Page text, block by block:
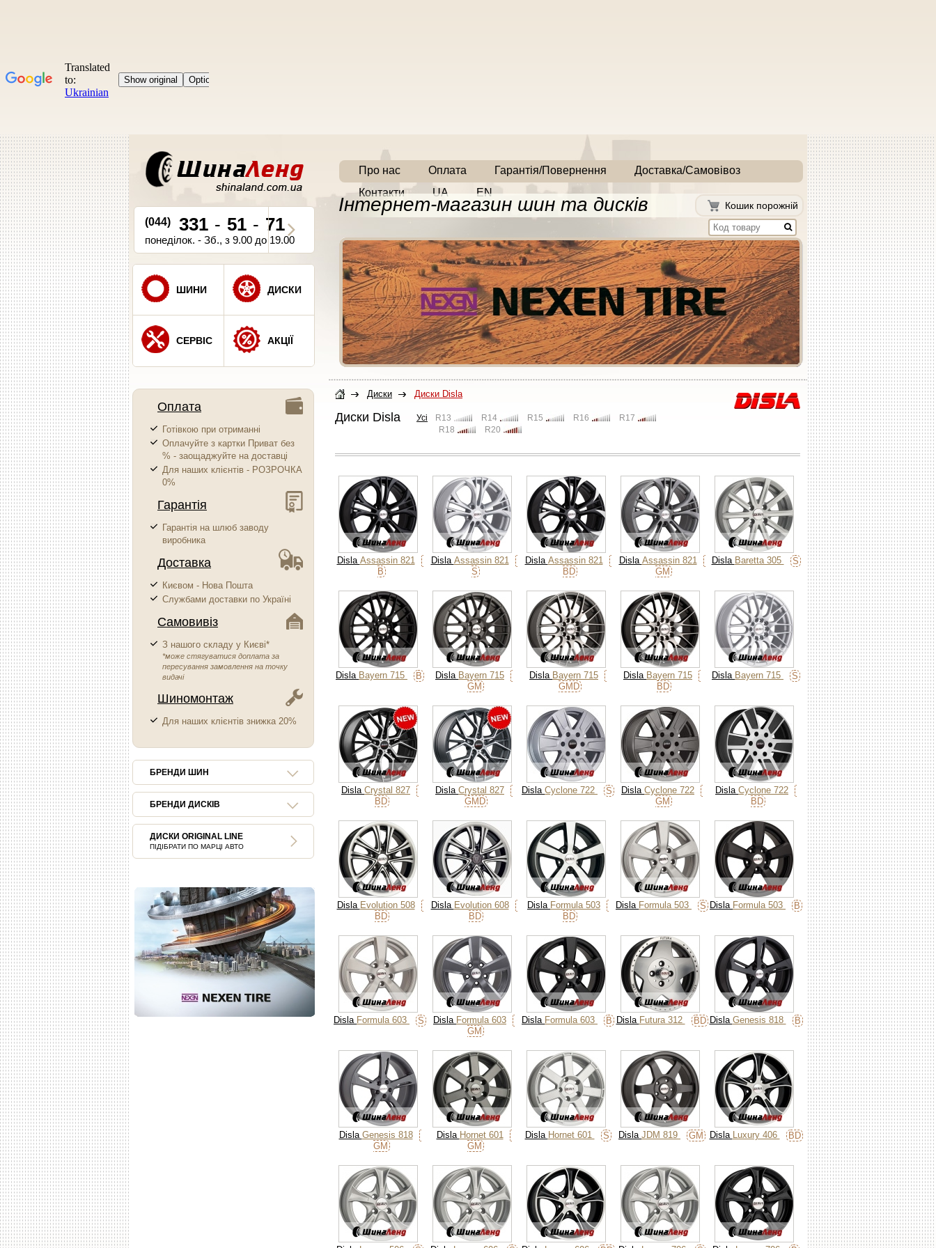
Про нас Оплата Гарантія/Повернення
Доставка/Самовівоз
Контакти
UA EN
(044) 331 - 51 - 71
понеділок. - Зб., з 9.00 до 19.00
Інтернет-магазин шин та дисків Кошик порожній
ШИНИ ДИСКИ
СЕРВІС АКЦІЇ
Оплата
Готівкою при отриманні
Оплачуйте з картки Приват без
% - заощаджуйте на доставці
Для наших клієнтів - РОЗРОЧКА
0%
Гарантія
Гарантія на шлюб заводу
виробника
Доставка
Києвом - Нова Пошта
Службами доставки по Україні
Самовивіз
З нашого складу у Києві*
*може стягуватися доплата за
пересування замовлення на точку
видачі
Шиномонтаж
Для наших клієнтів знижка 20%
БРЕНДИ ШИН
БРЕНДИ ДИСКІВ
ДИСКИ ORIGINAL LINE
ПІДІБРАТИ ПО МАРЦІ АВТО
Диски Диски Disla
Диски Disla Усі R13 R14 R15 R16
R17
R18
R20
Disla Assassin 821
B
Disla Assassin 821
S
Disla Assassin 821
BD
Disla Assassin 821
GM
Disla Baretta 305 S
Disla Bayern 715 B Disla Bayern 715
GM
Disla Bayern 715
GMD
Disla Bayern 715
BD
Disla Bayern 715 S
Disla Crystal 827
BD
Disla Crystal 827
GMD
Disla Cyclone 722 S Disla Cyclone 722
GM
Disla Cyclone 722
BD
Disla Evolution 508
BD
Disla Evolution 608
BD
Disla Formula 503
BD
Disla Formula 503 S Disla Formula 503 B
Disla Formula 603 S Disla Formula 603
GM
Disla Formula 603 B Disla Futura 312 BD Disla Genesis 818 B
Disla Genesis 818
GM
Disla Hornet 601
GM
Disla Hornet 601 S Disla JDM 819 GM Disla Luxury 406 BD